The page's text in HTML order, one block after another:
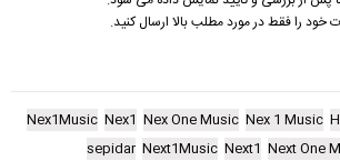
خود را فقط در مورد مطلب بالا ارسال کنید.
Nex 1 Music
Nex One Music
Nex1
Nex1Music
Next One
Next1
Next1Music
sepidar